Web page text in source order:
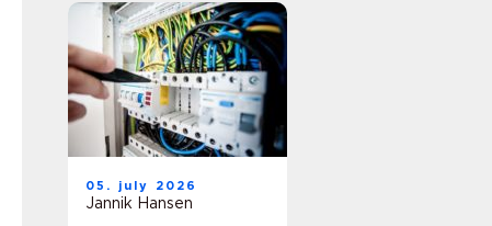
05. july 2026
Jannik Hansen